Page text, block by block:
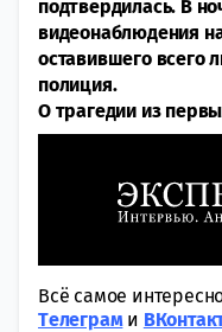
подтвердилась. В
видеонаблюдения
оставившего всего
полиция.
О трагедии из
Всё самое
Tелеграми